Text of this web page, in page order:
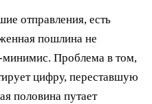
отправления, есть
пошлина не
минимис. Проблема в том,
цифру, переставшую
половина путает